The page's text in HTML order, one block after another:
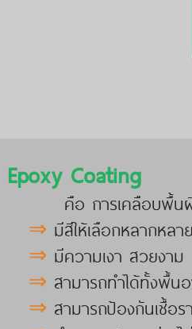
Epoxy Coating
คือ การเคลือบพื้นผิวด้
⇒ มีสีให้เลือกหลากหล
⇒ มีความเงา สวยงาม
⇒ สามารถทำได้ทั้งพื้น
⇒ สามารถป้องกันเชื้อร